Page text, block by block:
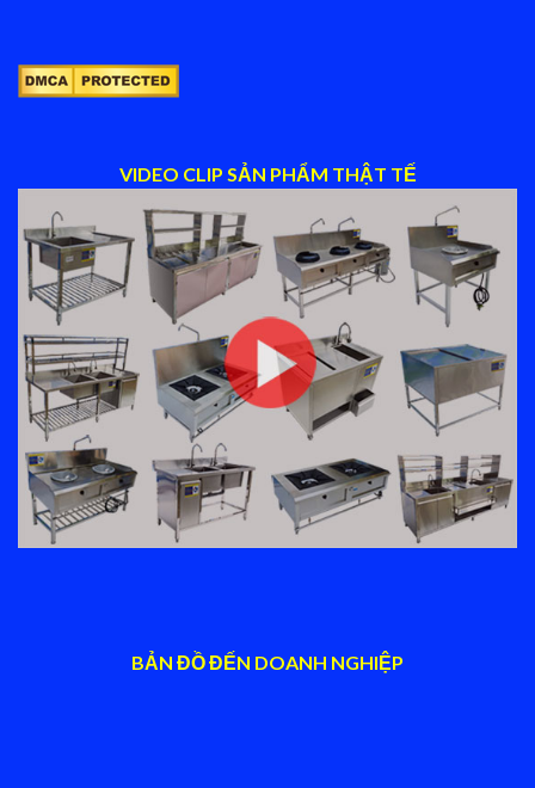
VIDEO CLIP SẢN PHẨM THẬT TẾ
BẢN ĐỒ ĐẾN DOANH NGHIỆP